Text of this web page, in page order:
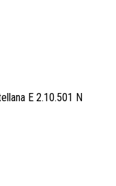
E 2.10.501 N